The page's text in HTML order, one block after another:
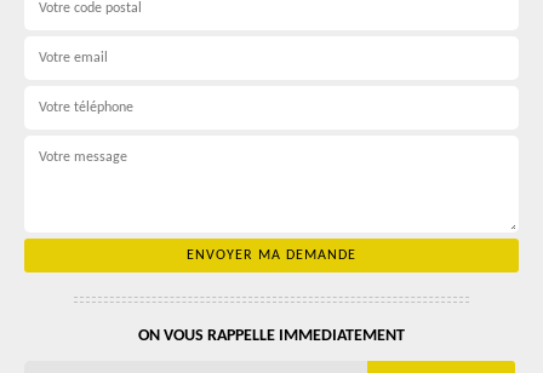
ON VOUS RAPPELLE IMMEDIATEMENT